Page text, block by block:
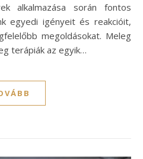
alkalmazása során fontos
egyedi igényeit és reakcióit,
megoldásokat. Meleg
terápiák az egyik…